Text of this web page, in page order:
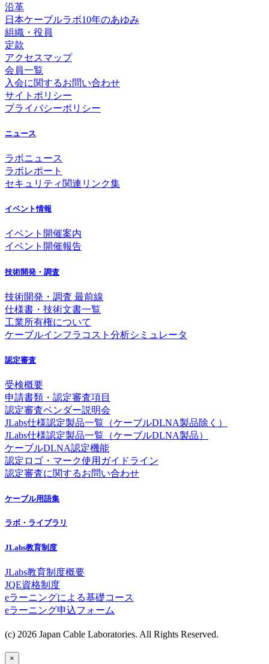
沿革
日本ケーブルラボ10年のあゆみ
組織・役員
定款
アクセスマップ
会員一覧
入会に関するお問い合わせ
サイトポリシー
プライバシーポリシー
ニュース
ラボニュース
ラボレポート
セキュリティ関連リンク集
イベント情報
イベント開催案内
イベント開催報告
技術開発・調査
技術開発・調査 最前線
仕様書・技術文書一覧
工業所有権について
ケーブルインフラコスト分析シミュレータ
認定審査
受検概要
申請書類・認定審査項目
認定審査ベンダー説明会
JLabs仕様認定製品一覧（ケーブルDLNA製品除く）
JLabs仕様認定製品一覧（ケーブルDLNA製品）
ケーブルDLNA認定機能
認定ロゴ・マーク使用ガイドライン
認定審査に関するお問い合わせ
ケーブル用語集
ラボ・ライブラリ
JLabs教育制度
JLabs教育制度概要
JQE資格制度
eラーニングによる基礎コース
eラーニング申込フォーム
(c) 2026 Japan Cable Laboratories. All Rights Reserved.
×